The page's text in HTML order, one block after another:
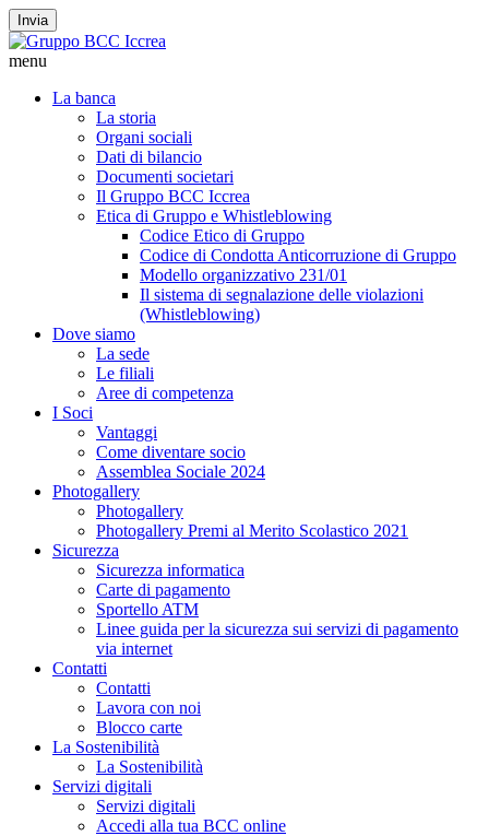
Invia
menu
La banca
La storia
Organi sociali
Dati di bilancio
Documenti societari
Il Gruppo BCC Iccrea
Etica di Gruppo e Whistleblowing
Codice Etico di Gruppo
Codice di Condotta Anticorruzione di Gruppo
Modello organizzativo 231/01
Il sistema di segnalazione delle violazioni
(Whistleblowing)
Dove siamo
La sede
Le filiali
Aree di competenza
I Soci
Vantaggi
Come diventare socio
Assemblea Sociale 2024
Photogallery
Photogallery
Photogallery Premi al Merito Scolastico 2021
Sicurezza
Sicurezza informatica
Carte di pagamento
Sportello ATM
Linee guida per la sicurezza sui servizi di pagamento
via internet
Contatti
Contatti
Lavora con noi
Blocco carte
La Sostenibilità
La Sostenibilità
Servizi digitali
Servizi digitali
Accedi alla tua BCC online